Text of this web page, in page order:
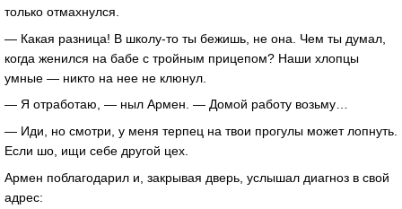
только отмахнулся.
— Какая разница! В школу-то ты бежишь, не она. Чем ты думал,
когда женился на бабе с тройным прицепом? Наши хлопцы
умные — никто на нее не клюнул.
— Я отработаю, — ныл Армен. — Домой работу возьму…
— Иди, но смотри, у меня терпец на твои прогулы может лопнуть.
Если шо, ищи себе другой цех.
Армен поблагодарил и, закрывая дверь, услышал диагноз в свой
адрес: